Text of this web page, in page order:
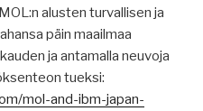
alusten turvallisen ja
päin maailmaa
ja antamalla neuvoja
tueksi:
mol-and-ibm-japan-